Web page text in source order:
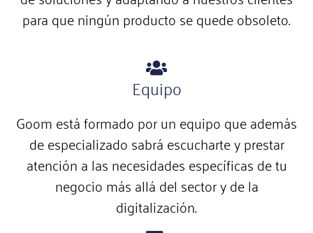
para que ningún producto se quede obsoleto.
Equipo
Goom está formado por un equipo que además
de especializado sabrá escucharte y prestar
atención a las necesidades específicas de tu
negocio más allá del sector y de la
digitalización.